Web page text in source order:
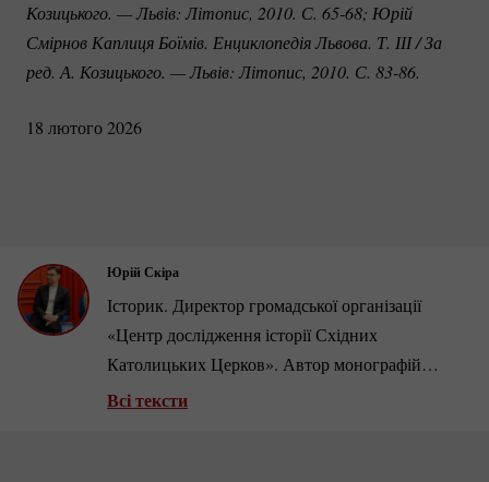
Козицького. — Львів: Літопис, 2010. С. 65-68; Юрій
Смірнов Каплиця Боїмів. Енциклопедія Львова. Т. ІІІ / За
ред. А. Козицького. — Львів: Літопис, 2010. С. 83-86.
18 лютого 2026
Юрій Скіра
Історик. Директор громадської організації
«Центр дослідження історії Східних
Католицьких Церков». Автор монографій
«Покликані: монахи Студійського Уставу та
Всі тексти